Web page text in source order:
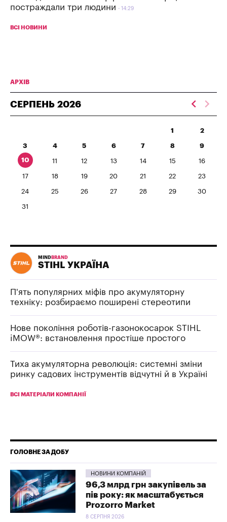
постраждали три людини
14:29
ВСІ НОВИНИ
АРХІВ
СЕРПЕНЬ 2026
1 2
3 4 5 6 7 8 9
10 11 12 13 14 15 16
17 18 19 20 21 22 23
24 25 26 27 28 29 30
31
MIND BRAND
STIHL УКРАЇНА
П'ять популярних міфів про акумуляторну
техніку: розбираємо поширені стереотипи
Нове покоління роботів-газонокосарок STIHL
iMOW®: встановлення простіше простого
Тиха акумуляторна революція: системні зміни
ринку садових інструментів відчутні й в Україні
ВСІ МАТЕРІАЛИ КОМПАНІЇ
ГОЛОВНЕ ЗА ДОБУ
НОВИНИ КОМПАНІЙ
96,3 млрд грн закупівель за
пів року: як масштабується
Prozorro Market
8 СЕРПНЯ 2026